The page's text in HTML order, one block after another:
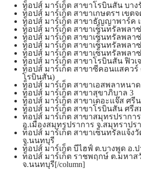
ท็อปส์ มาร์เก็ต สาขาโรบินสัน บาง
ท็อปส์ มาร์เก็ต สาขาเกษตรฯ เขตจ
ท็อปส์ มาร์เก็ต สาขาธัญญาพาร์ค
ท็อปส์ มาร์เก็ต สาขาเซ็นทรัลพลา
ท็อปส์ มาร์เก็ต สาขาเซ็นทรัลพลา
ท็อปส์ มาร์เก็ต สาขาเซ็นทรัลพลา
ท็อปส์ มาร์เก็ต สาขาเซ็นทรัลพลา
ท็อปส์ มาร์เก็ต สาขาโรบินสัน ฟิวเ
ท็อปส์ มาร์เก็ต สาขาซีคอนแสควร์
โรบินสัน)
ท็อปส์ มาร์เก็ต สาขาเอสพลาหนาด
ท็อปส์ มาร์เก็ต สาขาสุขาภิบาล 3
ท็อปส์ มาร์เก็ต สาขาเดอะแจ๊ส ศรี
ท็อปส์ มาร์เก็ต สาขาโรบินสัน ศรี
ท็อปส์ มาร์เก็ต สาขาสมุทรปรากา
อ.เมืองสมุทรปราการ จ.สมุทราปร
ท็อปส์ มาร์เก็ต สาขาเซ็นทรัลแจ้ง
จ.นนทบุรี
ท็อปส์ มาร์เก็ต บีไฮฟ์ ต.บางพูด อ.
ท็อปส์ มาร์เก็ต ราชพฤกษ์ ต.มหาส
จ.นนทบุรี[/column]